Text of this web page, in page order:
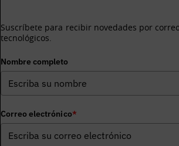
Suscríbete para recibir novedades por
tecnológicos.
Nombre completo
Correo electrónico*